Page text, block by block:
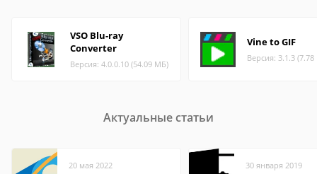
VSO Blu-ray
Converter
Версия: 4.0.0.10 (54.09 МБ)
Vine to GIF
Версия: 3.1.3
Актуальные статьи
20 мая 2022 30 января 2019